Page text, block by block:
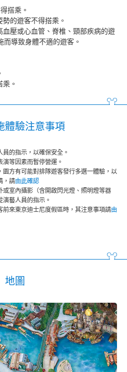
搭乘。
的遊客不得搭乘。
壓或心血管、脊椎、頸部疾病的遊
導致身體不適的遊客。
。
體驗注意事項
的指示，以確保安全。
等因素而暫停營運。
園方有可能對排隊遊客發行多選一體驗，以
，請由此確認
或室內攝影（含開啟閃光燈、照明燈等器
藝人員的指示。
前來東京迪士尼度假區時，其注意事項請由
地圖